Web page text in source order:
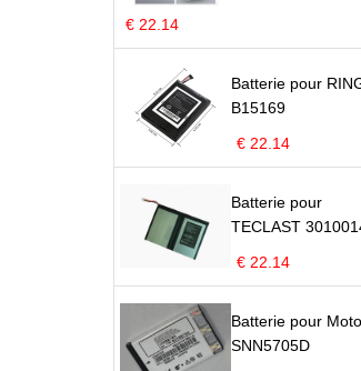
€ 22.14
Batterie pour
B15169
€ 22.14
Batterie pour
TECLAST
€ 22.14
Batterie pour
SNN5705D